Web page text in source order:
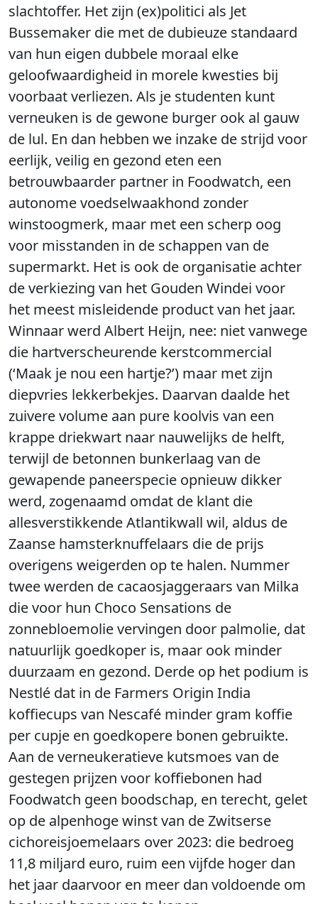
slachtoffer. Het zijn (ex)politici als Jet
Bussemaker die met de dubieuze standaard
van hun eigen dubbele moraal elke
geloofwaardigheid in morele kwesties bij
voorbaat verliezen. Als je studenten kunt
verneuken is de gewone burger ook al gauw
de lul. En dan hebben we inzake de strijd voor
eerlijk, veilig en gezond eten een
betrouwbaarder partner in Foodwatch, een
autonome voedselwaakhond zonder
winstoogmerk, maar met een scherp oog
voor misstanden in de schappen van de
supermarkt. Het is ook de organisatie achter
de verkiezing van het Gouden Windei voor
het meest misleidende product van het jaar.
Winnaar werd Albert Heijn, nee: niet vanwege
die hartverscheurende kerstcommercial
(‘Maak je nou een hartje?’) maar met zijn
diepvries lekkerbekjes. Daarvan daalde het
zuivere volume aan pure koolvis van een
krappe driekwart naar nauwelijks de helft,
terwijl de betonnen bunkerlaag van de
gewapende paneerspecie opnieuw dikker
werd, zogenaamd omdat de klant die
allesverstikkende Atlantikwall wil, aldus de
Zaanse hamsterknuffelaars die de prijs
overigens weigerden op te halen. Nummer
twee werden de cacaosjaggeraars van Milka
die voor hun Choco Sensations de
zonnebloemolie vervingen door palmolie, dat
natuurlijk goedkoper is, maar ook minder
duurzaam en gezond. Derde op het podium is
Nestlé dat in de Farmers Origin India
koffiecups van Nescafé minder gram koffie
per cupje en goedkopere bonen gebruikte.
Aan de verneukeratieve kutsmoes van de
gestegen prijzen voor koffiebonen had
Foodwatch geen boodschap, en terecht, gelet
op de alpenhoge winst van de Zwitserse
cichoreisjoemelaars over 2023: die bedroeg
11,8 miljard euro, ruim een vijfde hoger dan
het jaar daarvoor en meer dan voldoende om